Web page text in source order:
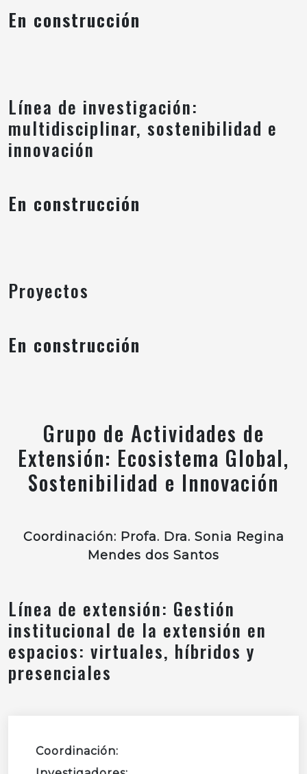
En construcción
Línea de investigación:
multidisciplinar, sostenibilidad e
innovación
En construcción
Proyectos
En construcción
Grupo de Actividades de
Extensión: Ecosistema Global,
Sostenibilidad e Innovación
Coordinación: Profa. Dra. Sonia Regina
Mendes dos Santos
Línea de extensión: Gestión
institucional de la extensión en
espacios: virtuales, híbridos y
presenciales
Coordinación: